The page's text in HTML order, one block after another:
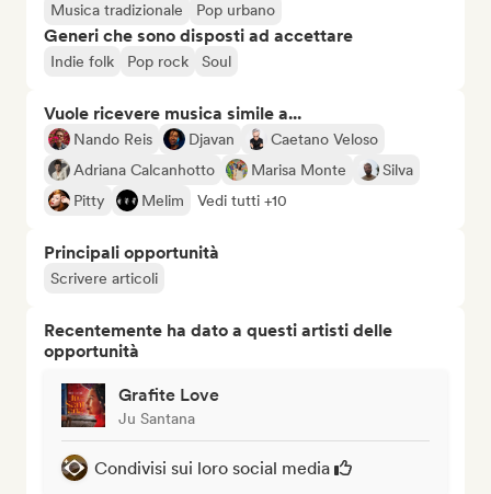
Musica tradizionale
Pop urbano
Generi che sono disposti ad accettare
Indie folk Pop rock Soul
Vuole ricevere musica simile a...
Nando Reis Djavan
Caetano Veloso
Adriana Calcanhotto
Marisa Monte
Silva
Pitty
Melim Vedi tutti +10
Principali opportunità
Scrivere articoli
Recentemente ha dato a questi artisti delle
opportunità
Grafite Love
Ju Santana
Condivisi sui loro social media